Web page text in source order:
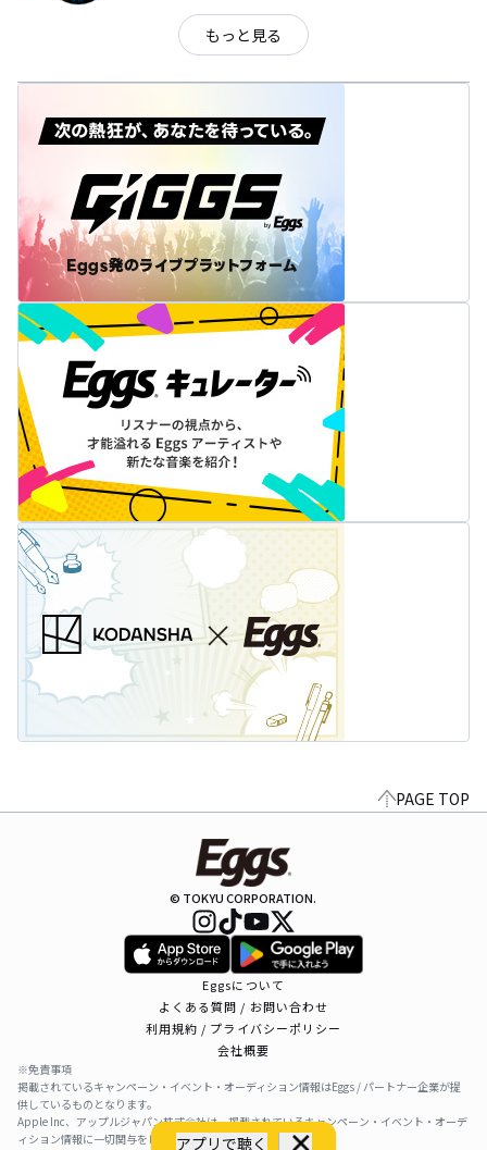
アプリで聴く
もっと見る
PAGE TOP
© TOKYU CORPORATION.
Eggsについて
よくある質問 / お問い合わせ
利用規約 / プライバシーポリシー
会社概要
※免責事項
掲載されているキャンペーン・イベント・オーディション情報はEggs / パートナー企業が提
供しているものとなります。
Apple Inc、アップルジャパン株式会社は、掲載されているキャンペーン・イベント・オーデ
ィション情報に一切関与をしておりません。